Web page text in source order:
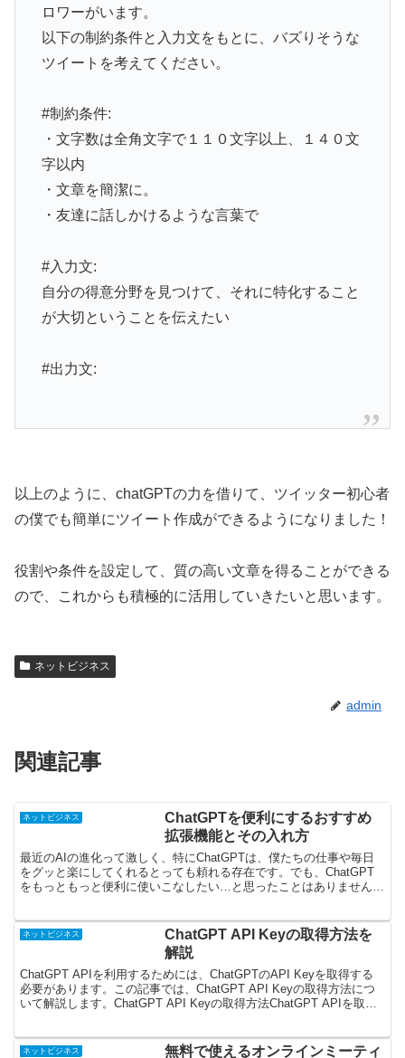
ロワーがいます。
以下の制約条件と入力文をもとに、バズりそうな
ツイートを考えてください。
#制約条件:
・文字数は全角文字で１１０文字以上、１４０文
字以内
・文章を簡潔に。
・友達に話しかけるような言葉で
#入力文:
自分の得意分野を見つけて、それに特化すること
が大切ということを伝えたい
#出力文:
以上のように、chatGPTの力を借りて、ツイッター初心者
の僕でも簡単にツイート作成ができるようになりました！
役割や条件を設定して、質の高い文章を得ることができる
ので、これからも積極的に活用していきたいと思います。
ネットビジネス
admin
関連記事
ネットビジネス
ChatGPTを便利にするおすすめ
拡張機能とその入れ方
最近のAIの進化って激しく、特にChatGPTは、僕たちの仕事や毎日
をグッと楽にしてくれるとっても頼れる存在です。でも、ChatGPT
をもっともっと便利に使いこなしたい…と思ったことはありません
ネットビジネス
ChatGPT API Keyの取得方法を
解説
ChatGPT APIを利用するためには、ChatGPTのAPI Keyを取得する
必要があります。この記事では、ChatGPT API Keyの取得方法につ
いて解説します。ChatGPT API Keyの取得方法ChatGPT APIを取
ネットビジネス
無料で使えるオンラインミーティ